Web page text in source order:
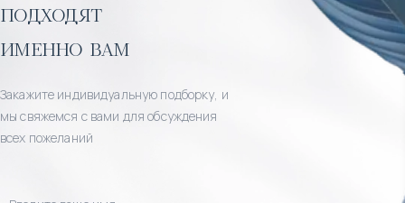
подходят
именно вам
Закажите индивидуальную подборку, и
мы свяжемся с вами для обсуждения
всех пожеланий